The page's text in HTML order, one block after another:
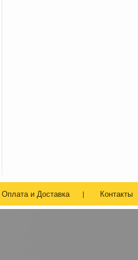
Оплата и Доставка Контакты